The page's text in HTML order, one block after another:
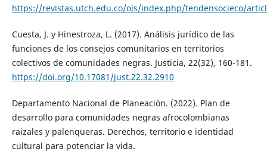
https://revistas.utch.edu.co/ojs/index.php/tendensocieco/
Cuesta, J. y Hinestroza, L. (2017). Análisis jurídico de las
funciones de los consejos comunitarios en territorios
colectivos de comunidades negras. Justicia, 22(32), 160-181.
https://doi.org/10.17081/just.22.32.2910
Departamento Nacional de Planeación. (2022). Plan de
desarrollo para comunidades negras afrocolombianas
raizales y palenqueras. Derechos, territorio e identidad
cultural para potenciar la vida.